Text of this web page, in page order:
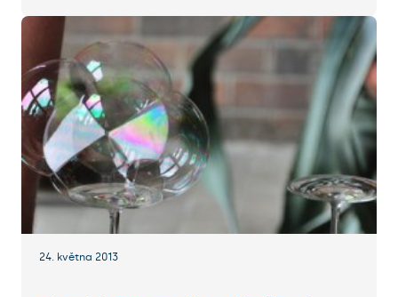
24. května 2013